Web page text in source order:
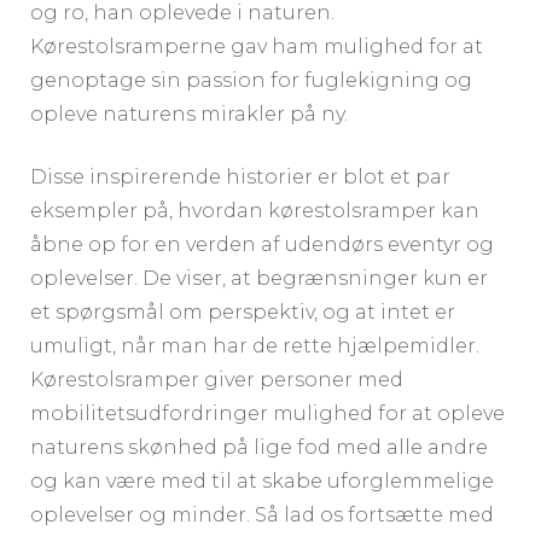
og ro, han oplevede i naturen.
Kørestolsramperne gav ham mulighed for at
genoptage sin passion for fuglekigning og
opleve naturens mirakler på ny.
Disse inspirerende historier er blot et par
eksempler på, hvordan kørestolsramper kan
åbne op for en verden af udendørs eventyr og
oplevelser. De viser, at begrænsninger kun er
et spørgsmål om perspektiv, og at intet er
umuligt, når man har de rette hjælpemidler.
Kørestolsramper giver personer med
mobilitetsudfordringer mulighed for at opleve
naturens skønhed på lige fod med alle andre
og kan være med til at skabe uforglemmelige
oplevelser og minder. Så lad os fortsætte med